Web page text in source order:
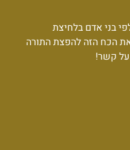
בני אדם בלחיצת
הכח הזה להפצת התורה
על קשר!